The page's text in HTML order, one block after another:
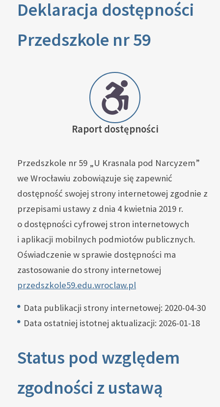
Deklaracja dostępności
Przedszkole nr59
Raport dostępności
Przedszkole nr 59 „U Krasnala pod Narcyzem”
we Wrocławiu zobowiązuje się zapewnić
dostępność swojej strony internetowej zgodnie z
przepisami ustawy z dnia 4 kwietnia 2019 r.
o dostępności cyfrowej stron internetowych
i aplikacji mobilnych podmiotów publicznych.
Oświadczenie w sprawie dostępności ma
zastosowanie do strony internetowej
przedszkole59.edu.wroclaw.pl
Data publikacji strony internetowej: 2020-04-30
Data ostatniej istotnej aktualizacji: 2026-01-18
Status pod względem
zgodności z ustawą